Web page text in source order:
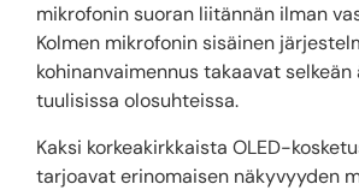
mikrofonin suoran liitännän ilman
Kolmen mikrofonin sisäinen
kohinanvaimennus takaavat selkeän
tuulisissa olosuhteissa.
Kaksi korkeakirkkaista OLED-
tarjoavat erinomaisen näkyvyyden